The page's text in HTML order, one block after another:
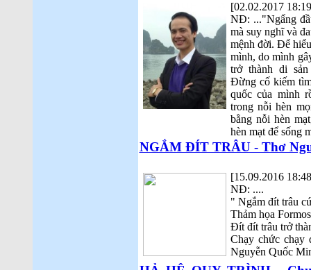
[02.02.2017
NĐ: ..."Ngẩng
mà suy nghĩ và
mệnh đời. Để
mình, do mình
trở thành di
Đừng cố kiếm
quốc của mình
trong nỗi hèn
bằng nỗi hèn
hèn mạt để sống
NGẮM ĐÍT TRÂU - Thơ
[15.09.2016
NĐ: ....
" Ngắm đít trâu
Thảm họa
Đít đít trâu trở
Chạy chức chạy
Nguyễn Quốc